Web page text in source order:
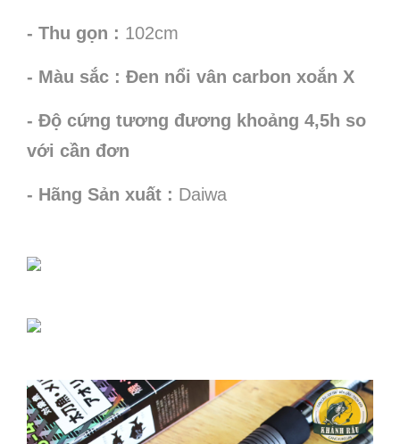
- Thu gọn : 102cm
- Màu sắc : Đen nổi vân carbon xoắn X
- Độ cứng tương đương khoảng 4,5h so
với cần đơn
- Hãng Sản xuất : Daiwa